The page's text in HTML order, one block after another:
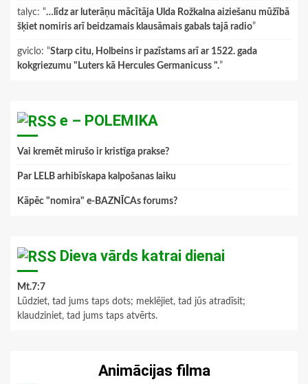
talyc: “…līdz ar luterāņu mācītāja Ulda Rožkalna aiziešanu mūžībā
šķiet nomiris arī beidzamais klausāmais gabals tajā radio”
gviclo: “Starp citu, Holbeins ir pazīstams arī ar 1522. gada
kokgriezumu "Luters kā Hercules Germanicuss ".”
e – POLEMIKA
Vai kremēt mirušo ir kristīga prakse?
Par LELB arhibīskapa kalpošanas laiku
Kāpēc "nomira" e-BAZNĪCAs forums?
Dieva vārds katrai dienai
Mt.7:7
Lūdziet, tad jums taps dots; meklējiet, tad jūs atradīsit;
klaudziniet, tad jums taps atvērts.
Animācijas filma